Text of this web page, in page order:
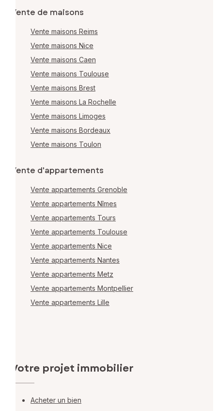
Vente de maisons
Vente maisons Reims
Vente maisons Nice
Vente maisons Caen
Vente maisons Toulouse
Vente maisons Brest
Vente maisons La Rochelle
Vente maisons Limoges
Vente maisons Bordeaux
Vente maisons Toulon
Vente d'appartements
Vente appartements Grenoble
Vente appartements Nîmes
Vente appartements Tours
Vente appartements Toulouse
Vente appartements Nice
Vente appartements Nantes
Vente appartements Metz
Vente appartements Montpellier
Vente appartements Lille
Votre projet immobilier
Acheter un bien